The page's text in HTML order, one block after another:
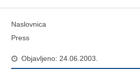
Naslovnica
Press
Objavljeno: 24.06.2003.